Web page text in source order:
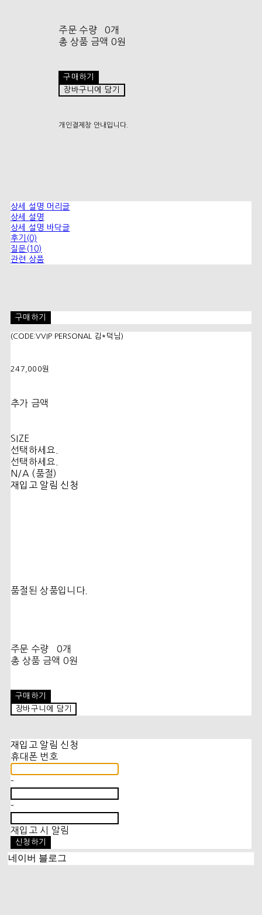
주문 수량
0개
총 상품 금액 0원
구매하기
장바구니에 담기
개인결제창 안내입니다.
상세 설명 머리글
상세 설명
상세 설명 바닥글
후기(0)
질문(10)
관련 상품
구매하기
(CODE:VVIP PERSONAL 김*덕님)
247,000원
추가 금액
SIZE
선택하세요.
선택하세요.
N/A (품절)
재입고 알림 신청
품절된 상품입니다.
주문 수량
0개
총 상품 금액 0원
구매하기
장바구니에 담기
재입고 알림 신청
휴대폰 번호
-
-
재입고 시 알림
신청하기
네이버 블로그